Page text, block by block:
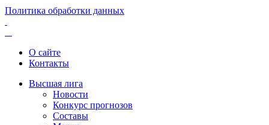
Политика обработки данных
О сайте
Контакты
Высшая лига
Новости
Конкурс прогнозов
Составы